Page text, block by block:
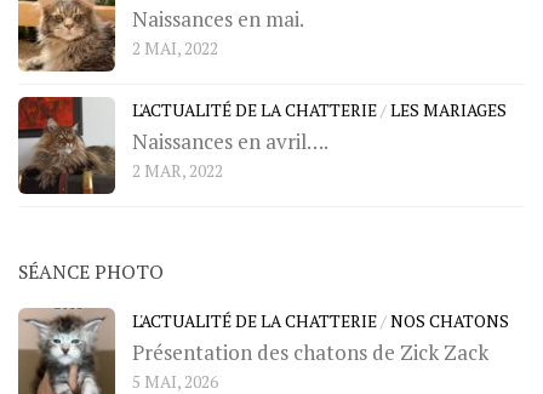
Naissances en mai.
2 MAI, 2022
L'ACTUALITÉ DE LA CHATTERIE/LES MARIAGES
Naissances en avril….
2 MAR, 2022
SÉANCE PHOTO
L'ACTUALITÉ DE LA CHATTERIE/NOS CHATONS
Présentation des chatons de Zick Zack
5 MAI, 2026